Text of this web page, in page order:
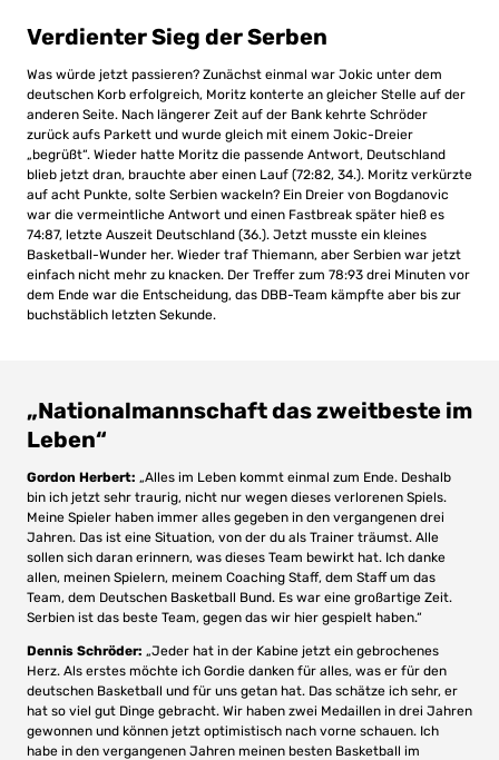
Verdienter Sieg der Serben
Was würde jetzt passieren? Zunächst einmal war Jokic unter dem
deutschen Korb erfolgreich, Moritz konterte an gleicher Stelle auf der
anderen Seite. Nach längerer Zeit auf der Bank kehrte Schröder
zurück aufs Parkett und wurde gleich mit einem Jokic-Dreier
„begrüßt“. Wieder hatte Moritz die passende Antwort, Deutschland
blieb jetzt dran, brauchte aber einen Lauf (72:82, 34.). Moritz verkürzte
auf acht Punkte, solte Serbien wackeln? Ein Dreier von Bogdanovic
war die vermeintliche Antwort und einen Fastbreak später hieß es
74:87, letzte Auszeit Deutschland (36.). Jetzt musste ein kleines
Basketball-Wunder her. Wieder traf Thiemann, aber Serbien war jetzt
einfach nicht mehr zu knacken. Der Treffer zum 78:93 drei Minuten vor
dem Ende war die Entscheidung, das DBB-Team kämpfte aber bis zur
buchstäblich letzten Sekunde.
„Nationalmannschaft das zweitbeste im
Leben“
Gordon Herbert: „Alles im Leben kommt einmal zum Ende. Deshalb
bin ich jetzt sehr traurig, nicht nur wegen dieses verlorenen Spiels.
Meine Spieler haben immer alles gegeben in den vergangenen drei
Jahren. Das ist eine Situation, von der du als Trainer träumst. Alle
sollen sich daran erinnern, was dieses Team bewirkt hat. Ich danke
allen, meinen Spielern, meinem Coaching Staff, dem Staff um das
Team, dem Deutschen Basketball Bund. Es war eine großartige Zeit.
Serbien ist das beste Team, gegen das wir hier gespielt haben.“
Dennis Schröder: „Jeder hat in der Kabine jetzt ein gebrochenes
Herz. Als erstes möchte ich Gordie danken für alles, was er für den
deutschen Basketball und für uns getan hat. Das schätze ich sehr, er
hat so viel gut Dinge gebracht. Wir haben zwei Medaillen in drei Jahren
gewonnen und können jetzt optimistisch nach vorne schauen. Ich
habe in den vergangenen Jahren meinen besten Basketball im